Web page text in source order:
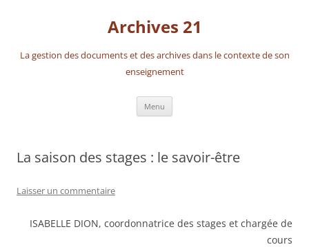
Archives 21
La gestion des documents et des archives dans le contexte de son
enseignement
Menu
La saison des stages : le savoir-être
Laisser un commentaire
ISABELLE DION, coordonnatrice des stages et chargée de
cours